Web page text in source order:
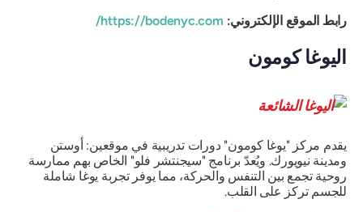
رابط الموقع الإلكتروني: https://bodenyc.com/
اليوغا كومون
يقدم مركز "يوغا كومون" دورات تدريبية في موقعين: أوستن
ومدينة نيويورك. ويُعدّ برنامج "سيجنتشر فلو" الخاص بهم ممارسة
روحية تجمع بين التنفس والحركة، مما يوفر تجربة يوغا شاملة
للجسم تركز على القلب.